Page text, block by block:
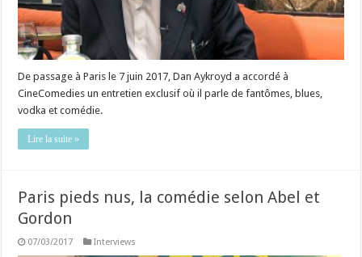
De passage à Paris le 7 juin 2017, Dan Aykroyd a accordé à
CineComedies un entretien exclusif où il parle de fantômes, blues,
vodka et comédie.
Lire la suite »
Paris pieds nus, la comédie selon Abel et
Gordon
07/03/2017 Interviews